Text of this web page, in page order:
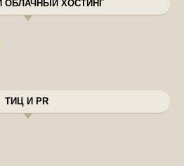
ХОСТИНГ
ТИЦ И PR